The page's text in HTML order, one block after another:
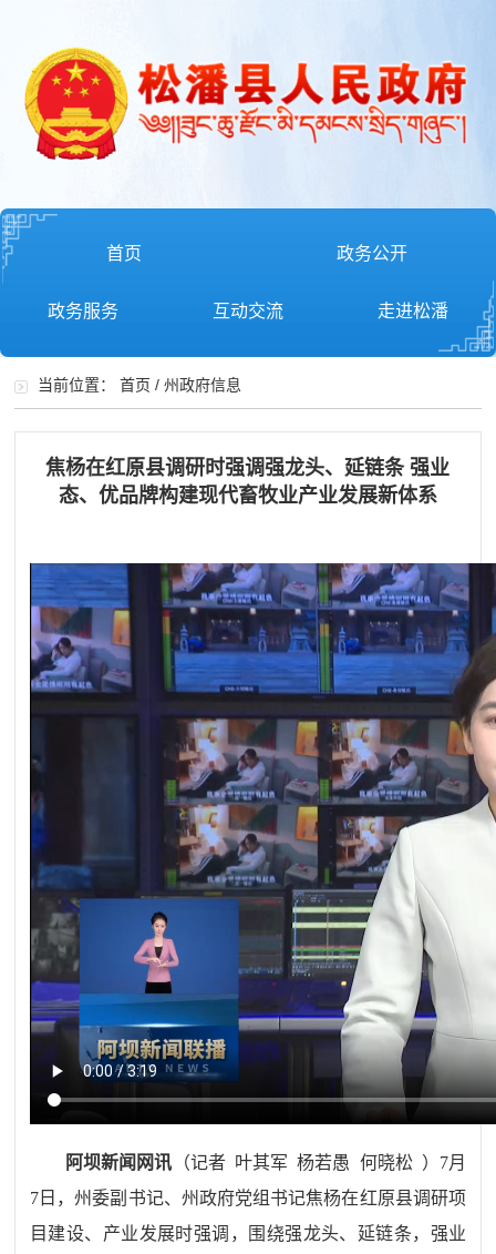
首页 政务公开
政务服务 互动交流 走进松潘
当前位置：首页 /州政府信息
焦杨在红原县调研时强调强龙头、延链条 强业
态、优品牌构建现代畜牧业产业发展新体系
阿坝新闻网讯 （记者 叶其军 杨若愚 何晓松 ）7月
7日，州委副书记、州政府党组书记焦杨在红原县调研项
目建设、产业发展时强调，围绕强龙头、延链条，强业